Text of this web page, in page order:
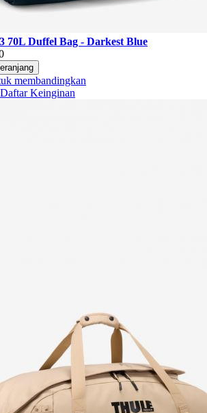
70L Duffel Bag - Darkest Blue
membandingkan
Keinginan